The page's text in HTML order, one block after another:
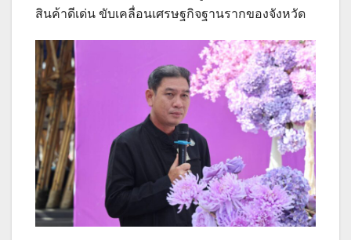
สินค้าดีเด่น ขับเคลื่อนเศรษฐกิจฐานรากของจังหวัด